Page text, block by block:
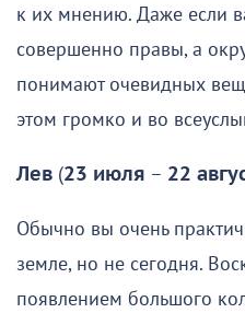
к их мнению. Даже если
совершенно правы, а
понимают очевидных
этом громко и во
Лев (23 июля – 22
Обычно вы очень
земле, но не сегодня.
появлением большого